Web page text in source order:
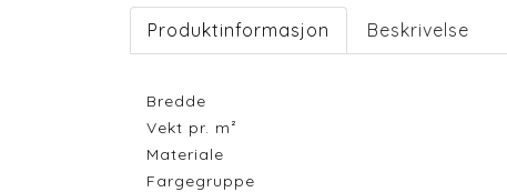
Produktinformasjon Beskrivelse
Bredde
Vekt pr. m²
Materiale
Fargegruppe